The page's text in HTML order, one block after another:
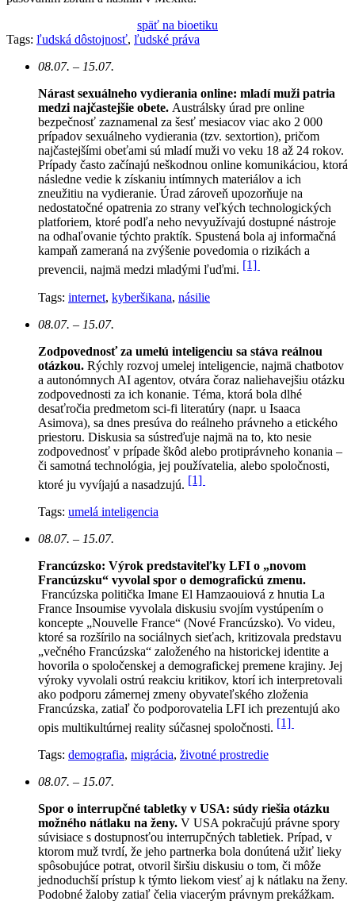
späť na bioetiku
Tags: ľudská dôstojnosť, ľudské práva
08.07. – 15.07.
Nárast sexuálneho vydierania online: mladí muži patria
medzi najčastejšie obete. Austrálsky úrad pre online
bezpečnosť zaznamenal za šesť mesiacov viac ako 2 000
prípadov sexuálneho vydierania (tzv. sextortion), pričom
najčastejšími obeťami sú mladí muži vo veku 18 až 24 rokov.
Prípady často začínajú neškodnou online komunikáciou, ktorá
následne vedie k získaniu intímnych materiálov a ich
zneužitiu na vydieranie. Úrad zároveň upozorňuje na
nedostatočné opatrenia zo strany veľkých technologických
platforiem, ktoré podľa neho nevyužívajú dostupné nástroje
na odhaľovanie týchto praktík. Spustená bola aj informačná
kampaň zameraná na zvýšenie povedomia o rizikách a
prevencii, najmä medzi mladými ľuďmi. [1]
Tags: internet, kyberšikana, násilie
08.07. – 15.07.
Zodpovednosť za umelú inteligenciu sa stáva reálnou
otázkou. Rýchly rozvoj umelej inteligencie, najmä chatbotov
a autonómnych AI agentov, otvára čoraz naliehavejšiu otázku
zodpovednosti za ich konanie. Téma, ktorá bola dlhé
desaťročia predmetom sci-fi literatúry (napr. u Isaaca
Asimova), sa dnes presúva do reálneho právneho a etického
priestoru. Diskusia sa sústreďuje najmä na to, kto nesie
zodpovednosť v prípade škôd alebo protiprávneho konania –
či samotná technológia, jej používatelia, alebo spoločnosti,
ktoré ju vyvíjajú a nasadzujú. [1]
Tags: umelá inteligencia
08.07. – 15.07.
Francúzsko: Výrok predstaviteľky LFI o „novom
Francúzsku“ vyvolal spor o demografickú zmenu.
Francúzska politička Imane El Hamzaouiová z hnutia La
France Insoumise vyvolala diskusiu svojím vystúpením o
koncepte „Nouvelle France“ (Nové Francúzsko). Vo videu,
ktoré sa rozšírilo na sociálnych sieťach, kritizovala predstavu
„večného Francúzska“ založeného na historickej identite a
hovorila o spoločenskej a demografickej premene krajiny. Jej
výroky vyvolali ostrú reakciu kritikov, ktorí ich interpretovali
ako podporu zámernej zmeny obyvateľského zloženia
Francúzska, zatiaľ čo podporovatelia LFI ich prezentujú ako
opis multikultúrnej reality súčasnej spoločnosti. [1]
Tags: demografia, migrácia, životné prostredie
08.07. – 15.07.
Spor o interrupčné tabletky v USA: súdy riešia otázku
možného nátlaku na ženy. V USA pokračujú právne spory
súvisiace s dostupnosťou interrupčných tabletiek. Prípad, v
ktorom muž tvrdí, že jeho partnerka bola donútená užiť lieky
spôsobujúce potrat, otvoril širšiu diskusiu o tom, či môže
jednoduchší prístup k týmto liekom viesť aj k nátlaku na ženy.
Podobné žaloby zatiaľ čelia viacerým právnym prekážkam.